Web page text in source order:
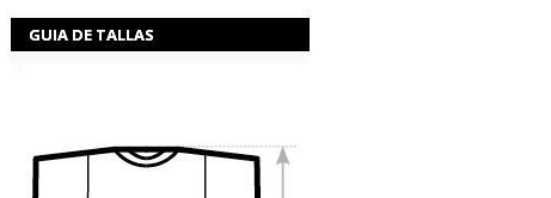
GUIA DE TALLAS